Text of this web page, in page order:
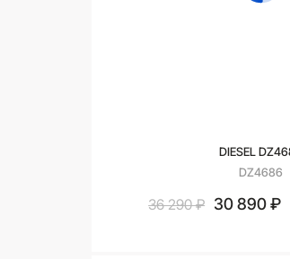
DIESEL
DZ4686
36 290 ₽ 30 890 ₽